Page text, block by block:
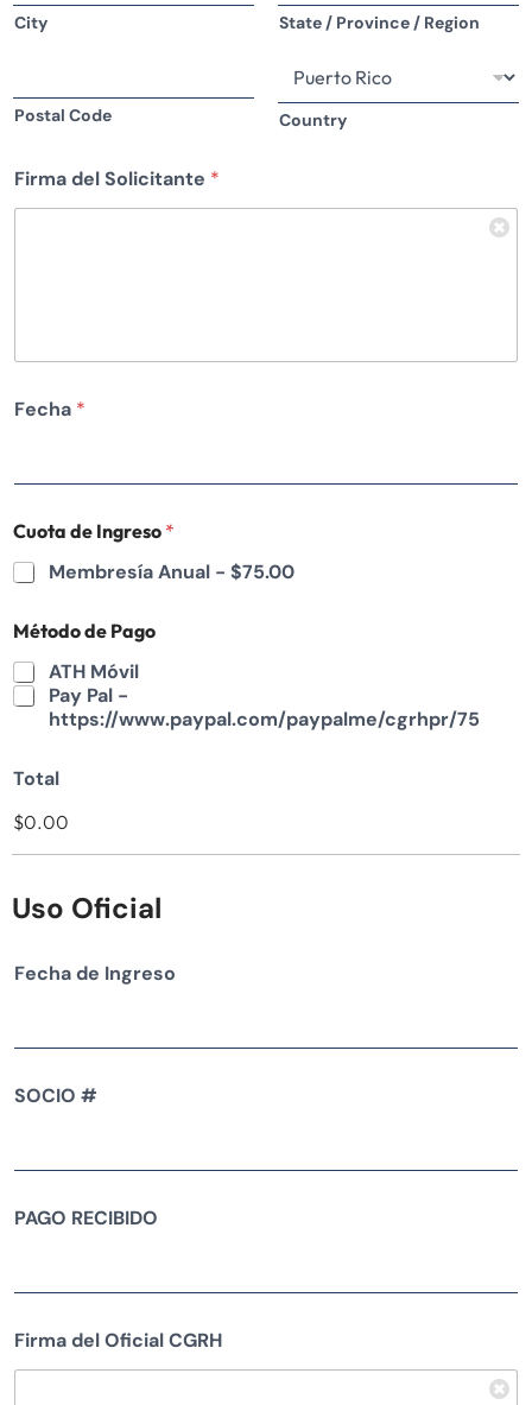
City State / Province / Region
Postal Code Country
Firma del Solicitante *
Fecha *
Cuota de Ingreso *
Membresía Anual - $75.00
Método de Pago
ATH Móvil
Pay Pal -
https://www.paypal.com/paypalme/cgrhpr/75
Total
$0.00
Uso Oficial
Fecha de Ingreso
SOCIO #
PAGO RECIBIDO
Firma del Oficial CGRH